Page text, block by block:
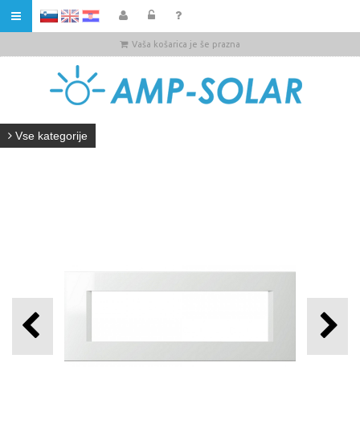
HR
Vaša košarica je še prazna
Vse kategorije